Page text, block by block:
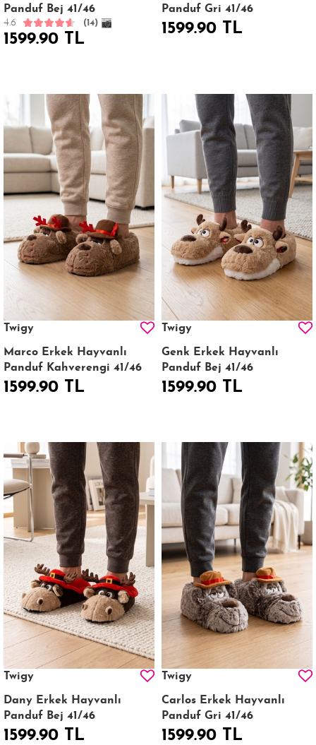
Panduf Bej 41/46
4.6 (14)
1599.90 TL
Panduf Gri 41/46
1599.90 TL
Twigy
Marco Erkek Hayvanlı
Panduf Kahverengi 41/46
1599.90 TL
Twigy
Genk Erkek Hayvanlı
Panduf Bej 41/46
1599.90 TL
Twigy
Dany Erkek Hayvanlı
Panduf Bej 41/46
1599.90 TL
Twigy
Carlos Erkek Hayvanlı
Panduf Gri 41/46
1599.90 TL